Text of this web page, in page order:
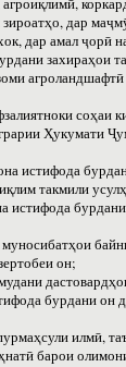
дар
дар амал ҷорӣ
захираҳои
соҳаи
Ҳукумати
истифода
такмили
истифода
он;
бурдани он
илмӣ,
барои